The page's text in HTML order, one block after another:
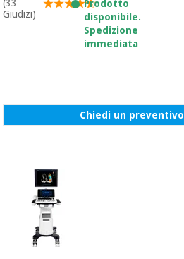
fitness e
Armadi
Veterinario
Ortopedia
Strumenti
Materiale
Aerobica,
(33
Giudizi)
Prodotto
disponibile.
Spedizione
immediata
Chiedi un preventivo